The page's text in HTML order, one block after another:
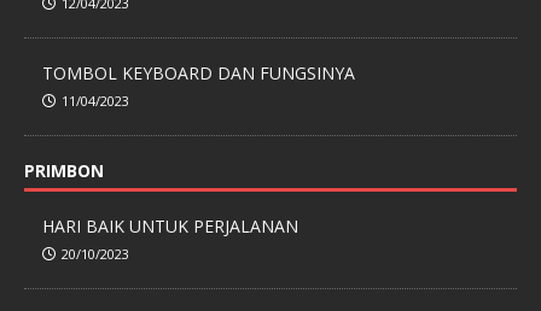
TOMBOL KEYBOARD DAN FUNGSINYA
11/04/2023
PRIMBON
HARI BAIK UNTUK PERJALANAN
20/10/2023